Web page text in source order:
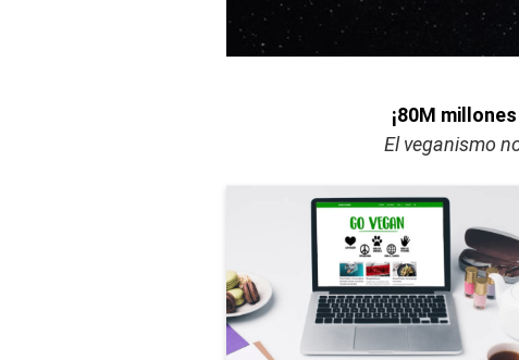
¡80M
El veganismo